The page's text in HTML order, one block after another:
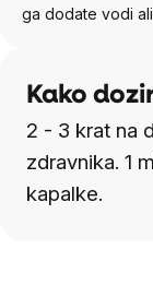
ga dodate vodi
Kako
2 - 3 krat na
zdravnika. 1
kapalke.